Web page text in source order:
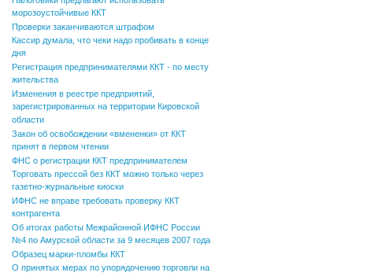
морозоустойчивые ККТ
Проверки заканчиваются штрафом
Кассир думала, что чеки надо пробивать в конце
дня
Регистрация предпринимателями ККТ - по месту
жительства
Изменения в реестре предприятий,
зарегистрированных на территории Кировской
области
Закон об освобождении «вмененки» от ККТ
принят в первом чтении
ФНС о регистрации ККТ предпринимателем
Торговать прессой без ККТ можно только через
газетно-журнальные киоски
ИФНС не вправе требовать проверку ККТ
контрагента
Об итогах работы Межрайонной ИФНС России
№4 по Амурской области за 9 месяцев 2007 года
Образец марки-пломбы ККТ
О принятых мерах по упорядочению торговли на